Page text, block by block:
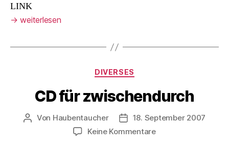
LINK
→ weiterlesen
Kategorien
DIVERSES
CD für zwischendurch
Beitragsautor
Von Haubentaucher Veröffentlichungsdatum
18. September 2007
Keine Kommentarezu